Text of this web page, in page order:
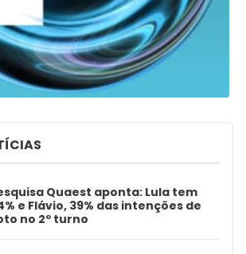
Quaest aponta: Lula tem
e Flávio, 39% das intenções de
no 2º turno